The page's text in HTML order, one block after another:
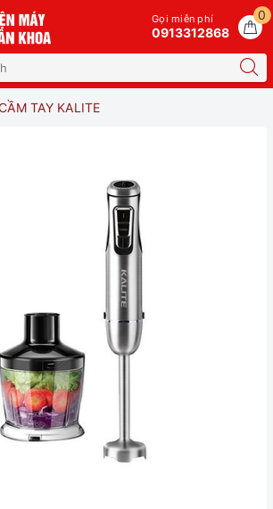
0
Gọi miễn phí
0913312868
TAY KALITE